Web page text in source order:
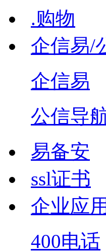
.购物
企信易/
企信易
公信导
易备安
ssl证书
企业应用
400电话